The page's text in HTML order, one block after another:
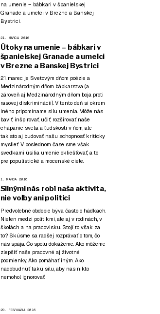
na umenie – bábkari v španielskej
Granade a umelci v Brezne a Banskej
Bystrici
21. MARCA 2016
Útoky na umenie – bábkari v
španielskej Granade a umelci
v Brezne a Banskej Bystrici
21. marec je Svetovým dňom poézie a
Medzinárodným dňom bábkarstva (a
zároveň aj Medzinárodným dňom boja proti
rasovej diskriminácii). V tento deň si okrem
iného pripomíname silu umenia. Môže nás
baviť, inšpirovať, učiť, rozširovať naše
chápanie sveta a ľudskosti v ňom, ale
takisto aj budovať našu schopnosť kriticky
myslieť. V poslednom čase sme však
svedkami úsilia umenie okliešťovať, a to
pre populistické a mocenské ciele.
1. MARCA 2016
Silnými nás robí naša aktivita,
nie voľby ani politici
Predvolebné obdobie býva často o hádkach.
Nielen medzi politikmi, ale aj v rodinách, v
školách a na pracovisku. Stojí to však za
to? Skúsme sa radšej rozprávať o tom, čo
nás spája. Čo spolu dokážeme. Ako môžeme
zlepšiť naše pracovné aj životné
podmienky. Ako pomáhať iným. Ako
nadobudnúť takú silu, aby nás nikto
nemohol ignorovať.
29. FEBRUÁRA 2016